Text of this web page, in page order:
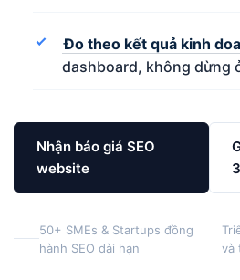
Đo theo kết quả kinh
dashboard, không dừng
Nhận báo giá SEO
website
50+ SMEs & Startups đồng
hành SEO dài hạn
và